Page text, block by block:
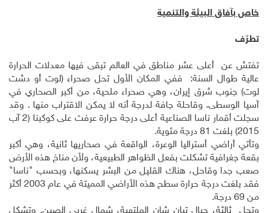
خاص بآفاق البيئة والتنمية
تطرّف
تفتش عن أعلى عشر مناطق في العالم تبقى فيها معدلات الحرارة
عالية طوال السنة: ففي المكان الأول تحل صحراء (لوت أو دشت
لوت) جنوب شرق إيران، وهي صحراء ملحية، من أكبر الصحاري في
آسيا الوسطى. وقاحلة جافة لدرجة أنه لا يمكن الاقتراب منها . وقد
سجلت أقمار ناسا الصناعية أعلى درجة حرارة عرفت على كوكبنا (2 آب
2015) بلغت 81 درجة مئوية
.
وتأتي أراضي أستراليا الوعرة، الواقعة في صحاريها ثانية، وهي أكبر
بقعة جغرافية تشكلت بفعل الظواهر الطبيعية، ولأن مناخ هذه الأرض
صعب جدا وقاحل، هناك القليل من البشر يسكنها، وبحسب "ناسا"
فقد بلغت درجة حرارة سطح هذه الأراضي المميتة في عام 2003 أكثر
من 69 درجة
.